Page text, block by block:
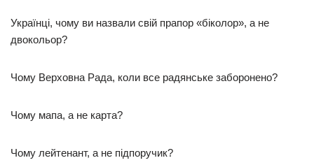
Українці, чому ви назвали свій прапор «біколор», а не
двокольор?
Чому Верховна Рада, коли все радянське заборонено?
Чому мапа, а не карта?
Чому лейтенант, а не підпоручик?